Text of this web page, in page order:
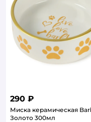
290 ₽
Миска керамическая
Золото 300мл